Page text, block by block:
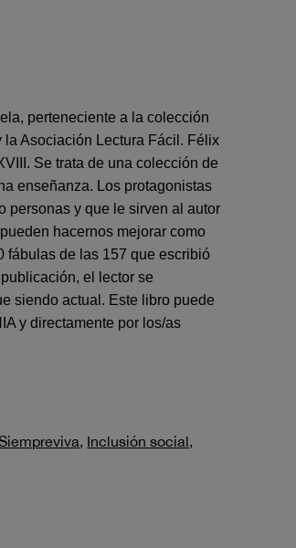
perteneciente a la colección
Asociación Lectura Fácil. Félix
Se trata de una colección de
enseñanza. Los protagonistas
personas y que le sirven al autor
hacernos mejorar como
fábulas de las 157 que escribió
el lector se
siendo actual. Este libro puede
y directamente por los/as
, Inclusión social,